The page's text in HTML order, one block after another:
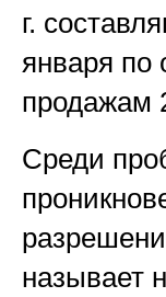
г.
января по
продажам
Среди
называет